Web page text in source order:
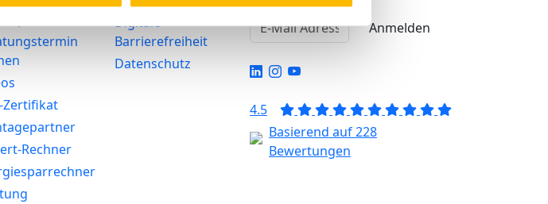
Zertifikat
Rechner
Digitale
Barrierefreiheit
Datenschutz
Anmelden
4.5
Basierend auf 228
Bewertungen